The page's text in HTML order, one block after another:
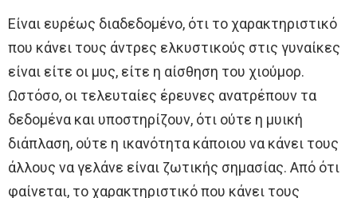
Είναι ευρέως διαδεδομένο, ότι το χαρακτηριστικό
που κάνει τους άντρες ελκυστικούς στις γυναίκες
είναι είτε οι μυς, είτε η αίσθηση του χιούμορ.
Ωστόσο, οι τελευταίες έρευνες ανατρέπουν τα
δεδομένα και υποστηρίζουν, ότι ούτε η μυική
διάπλαση, ούτε η ικανότητα κάποιου να κάνει τους
άλλους να γελάνε είναι ζωτικής σημασίας. Από ότι
φαίνεται, το χαρακτηριστικό που κάνει τους